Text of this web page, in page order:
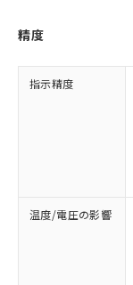
精度
指示精度
温度/電圧の影響
正
様
ム
ご
オ
点
く
在庫
事
示
マ
ルベンジル
（DBP）
(DIBP)
但し、
適用除外項
フタル酸エ
図的な使用
※2 対応
部品在
月が前
ニル類) :
ル類) :
DBP(フタル
イソブチル
ル) :
DEHP(フタ
※2 環
「ｅ」：
準値以
「10」
質が外
全
い
当
ル
武
使
場
該
販
法
○